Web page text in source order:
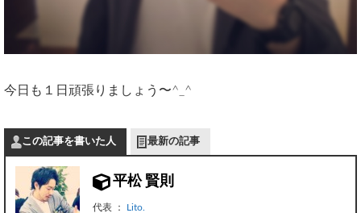
今日も１日頑張りましょう〜^_^
この記事を書いた人 最新の記事
平松 賢則
代表 ： Lito.